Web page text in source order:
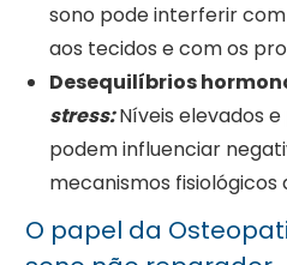
sono pode interferir
aos tecidos e com os
Desequilíbrios
stress:Níveis elevados
podem influenciar
mecanismos
O papel da